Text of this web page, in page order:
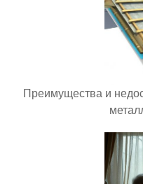
Преимущества и